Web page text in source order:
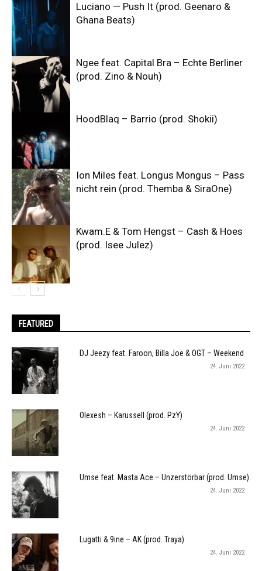
Luciano — Push It (prod. Geenaro &
Ghana Beats)
Ngee feat. Capital Bra – Echte Berliner
(prod. Zino & Nouh)
HoodBlaq – Barrio (prod. Shokii)
Ion Miles feat. Longus Mongus – Pass
nicht rein (prod. Themba & SiraOne)
Kwam.E & Tom Hengst – Cash & Hoes
(prod. Isee Julez)
FEATURED
DJ Jeezy feat. Faroon, Billa Joe & OGT – Weekend
24. Juni 2022
Olexesh – Karussell (prod. PzY)
24. Juni 2022
Umse feat. Masta Ace – Unzerstörbar (prod. Umse)
24. Juni 2022
Lugatti & 9ine – AK (prod. Traya)
24. Juni 2022